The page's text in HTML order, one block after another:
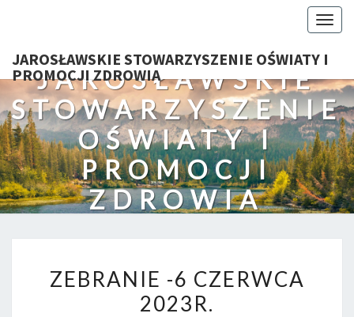
JAROSŁAWSKIE STOWARZYSZENIE OŚWIATY I
PROMOCJI ZDROWIA
JAROSŁAWSKIE
STOWARZYSZENIE
OŚWIATY I
PROMOCJI
ZDROWIA
-6
CZERWCA
ZEBRANIE -6 CZERWCA
2023R.